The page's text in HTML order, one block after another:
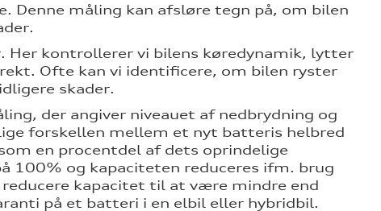
Denne måling kan afsløre tegn på, om bilen
Her kontrollerer vi bilens køredynamik, lytter
Ofte kan vi identificere, om bilen ryster
skader.
der angiver niveauet af nedbrydning og
forskellen mellem et nyt batteris helbred
en procentdel af dets oprindelige
100% og kapaciteten reduceres ifm. brug
kapacitet til at være mindre end
på et batteri i en elbil eller hybridbil.